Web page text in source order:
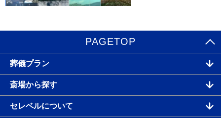
PAGETOP
葬儀プラン
斎場から探す
セレベルについて